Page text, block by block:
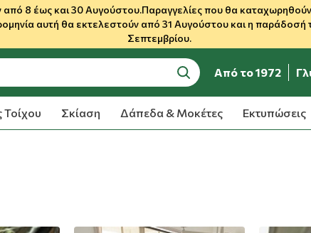
8 έως και 30 Αυγούστου.Παραγγελίες που θα καταχωρηθούν
αυτή θα εκτελεστούν από 31 Αυγούστου και η παράδοσή
Σεπτεμβρίου.
search
Από το 1972
Τοίχου Σκίαση Δάπεδα & Μοκέτες Εκτυπώσεις